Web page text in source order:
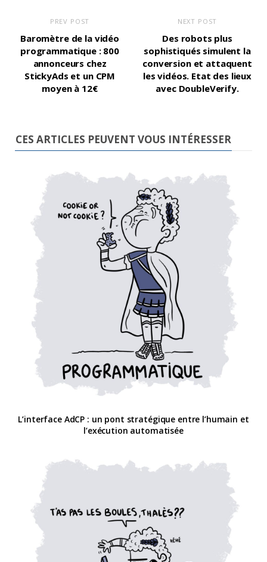
PREV POST
Baromètre de la vidéo
programmatique : 800
annonceurs chez
StickyAds et un CPM
moyen à 12€
NEXT POST
Des robots plus
sophistiqués simulent la
conversion et attaquent
les vidéos. Etat des lieux
avec DoubleVerify.
CES ARTICLES PEUVENT VOUS INTÉRESSER
L’interface AdCP : un pont stratégique entre l’humain et
l’exécution automatisée